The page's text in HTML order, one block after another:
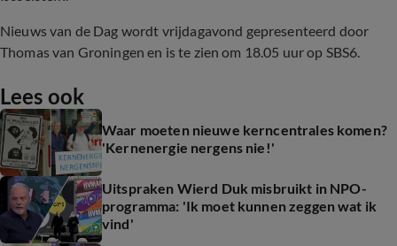
Nieuws van de Dag wordt vrijdagavond gepresenteerd door
Thomas van Groningen en is te zien om 18.05 uur op SBS6.
Lees ook
Waar moeten nieuwe kerncentrales komen?
'Kernenergie nergens nie!'
Uitspraken Wierd Duk misbruikt in NPO-
programma: 'Ik moet kunnen zeggen wat ik
vind'